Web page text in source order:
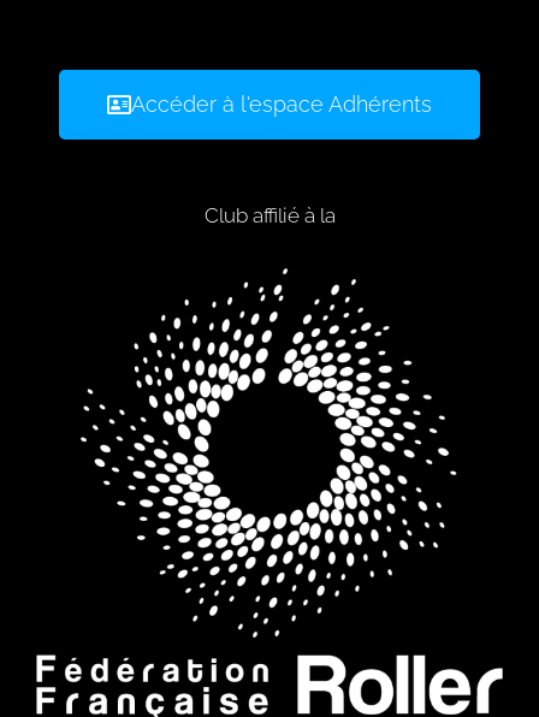
Accéder à l'espace Adhérents
Club affilié à la